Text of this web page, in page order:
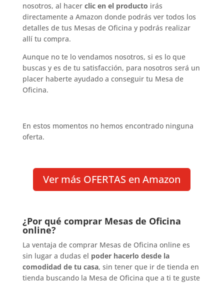
nosotros, al hacer clic en el producto irás
directamente a Amazon donde podrás ver todos los
detalles de tus Mesas de Oficina y podrás realizar
allí tu compra.
Aunque no te lo vendamos nosotros, si es lo que
buscas y es de tu satisfacción, para nosotros será un
placer haberte ayudado a conseguir tu Mesa de
Oficina.
En estos momentos no hemos encontrado ninguna
oferta.
Ver más OFERTAS en Amazon
¿Por qué comprar Mesas de Oficina
online?
La ventaja de comprar Mesas de Oficina online es
sin lugar a dudas el poder hacerlo desde la
comodidad de tu casa, sin tener que ir de tienda en
tienda buscando la Mesa de Oficina que a ti te guste